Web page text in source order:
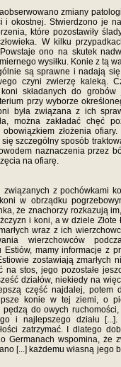
zmiany
i okostnej. Stwierdzono je
które pozostawiły
W kilku
ono na skutek
wysiłku. Konie z tą
są sprawne i nadają
czyni zwierzę kaleką.
składanych do
przy wyborze
była związana z ich
można zakładać chęć
złożenia
szczególny sposób
naznaczenia przez
na ofiarę.
z pochówkami
w obrządku
że znachorzy rozkazują
i koni, a w dziele
wraz z ich
wierzchowców
mamy informacje z
zostawiają zmarłych
stos, jego pozostałe
działów, niekiedy na
część najdalej, potem
konie w tej ziemi, o
pędzą do owych
i najlepszego działu
zatrzymać. I dlatego
Germanach wspomina, że
[...] każdemu własną jego